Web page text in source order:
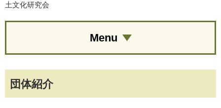
土文化研究会
団体紹介
Menu